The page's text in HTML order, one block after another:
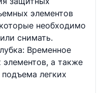
элементов
необходимо
снимать.
Временное
элементов, а также
легких